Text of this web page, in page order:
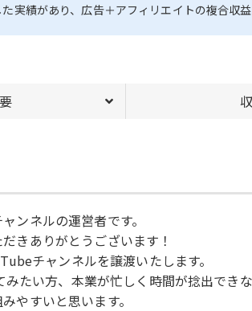
実績があり、広告＋アフィリエイトの複合収
ンネルの運営者です。
きありがとうございます！
チャンネルを譲渡いたします。
たい方、本業が忙しく時間が捻出できな
やすいと思います。